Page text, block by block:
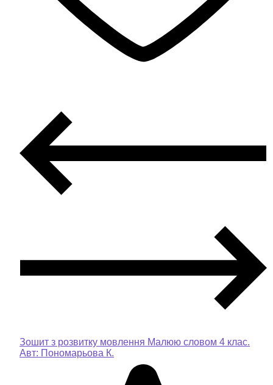
Зошит з розвитку мовлення Малюю словом 4 клас.
Авт: Пономарьова К.